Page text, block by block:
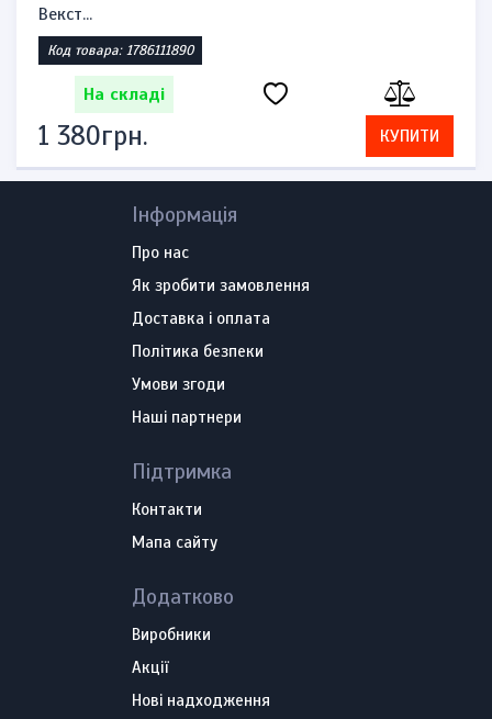
сидіння Suzuk...
Код товара: 1785860521
На складі
2 392грн. КУПИТИ
Інформація
Про нас
Як зробити замовлення
Доставка і оплата
Політика безпеки
Умови згоди
Наші партнери
Підтримка
Контакти
Мапа сайту
Додатково
Виробники
Акції
Нові надходження